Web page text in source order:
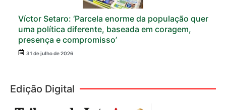
Víctor Setaro: ‘Parcela enorme da população quer
uma política diferente, baseada em coragem,
presença e compromisso’
31 de julho de 2026
Edição Digital